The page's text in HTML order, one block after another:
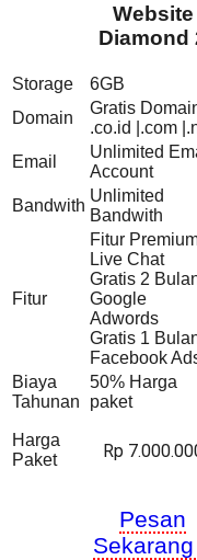
Website
Diamond
Storage 6GB
Domain
Gratis
.co.id |.com
Email
Unlimited
Account
Bandwith
Unlimited
Bandwith
Fitur
Fitur
Live Chat
Gratis 2
Google
Adwords
Gratis 1
Facebook
Biaya
Tahunan
50% Harga
paket
Harga
Paket
Rp
Pesan